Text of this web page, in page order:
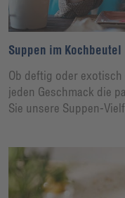
Suppen im Kochbeutel
Ob deftig oder
jeden Geschmack die
Sie unsere Suppen-